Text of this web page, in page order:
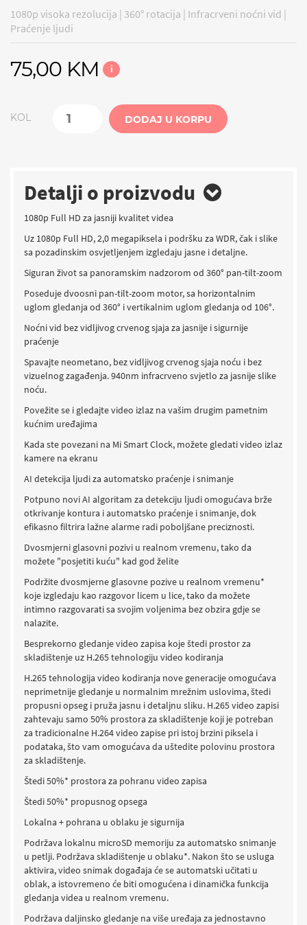
1080p visoka rezolucija | 360° rotacija | Infracrveni noćni vid |
Praćenje ljudi
75,00 KM i
KOL DODAJ U KORPU
Detalji o proizvodu
1080p Full HD za jasniji kvalitet videa
Uz 1080p Full HD, 2,0 megapiksela i podršku za WDR, čak i slike
sa pozadinskim osvjetljenjem izgledaju jasne i detaljne.
Siguran život sa panoramskim nadzorom od 360° pan-tilt-zoom
Poseduje dvoosni pan-tilt-zoom motor, sa horizontalnim
uglom gledanja od 360° i vertikalnim uglom gledanja od 106°.
Noćni vid bez vidljivog crvenog sjaja za jasnije i sigurnije
praćenje
Spavajte neometano, bez vidljivog crvenog sjaja noću i bez
vizuelnog zagađenja. 940nm infracrveno svjetlo za jasnije slike
noću.
Povežite se i gledajte video izlaz na vašim drugim pametnim
kućnim uređajima
Kada ste povezani na Mi Smart Clock, možete gledati video izlaz
kamere na ekranu
AI detekcija ljudi za automatsko praćenje i snimanje
Potpuno novi AI algoritam za detekciju ljudi omogućava brže
otkrivanje kontura i automatsko praćenje i snimanje, dok
efikasno filtrira lažne alarme radi poboljšane preciznosti.
Dvosmjerni glasovni pozivi u realnom vremenu, tako da
možete "posjetiti kuću" kad god želite
Podržite dvosmjerne glasovne pozive u realnom vremenu*
koje izgledaju kao razgovor licem u lice, tako da možete
intimno razgovarati sa svojim voljenima bez obzira gdje se
nalazite.
Besprekorno gledanje video zapisa koje štedi prostor za
skladištenje uz H.265 tehnologiju video kodiranja
H.265 tehnologija video kodiranja nove generacije omogućava
neprimetnije gledanje u normalnim mrežnim uslovima, štedi
propusni opseg i pruža jasnu i detaljnu sliku. H.265 video zapisi
zahtevaju samo 50% prostora za skladištenje koji je potreban
za tradicionalne H.264 video zapise pri istoj brzini piksela i
podataka, što vam omogućava da uštedite polovinu prostora
za skladištenje.
Štedi 50%* prostora za pohranu video zapisa
Štedi 50%* propusnog opsega
Lokalna + pohrana u oblaku je sigurnija
Podržava lokalnu microSD memoriju za automatsko snimanje
u petlji. Podržava skladištenje u oblaku*. Nakon što se usluga
aktivira, video snimak događaja će se automatski učitati u
oblak, a istovremeno će biti omogućena i dinamička funkcija
gledanja videa u realnom vremenu.
Podržava daljinsko gledanje na više uređaja za jednostavno